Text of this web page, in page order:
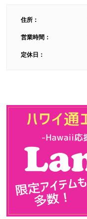
住所：
営業時間：
定休日：